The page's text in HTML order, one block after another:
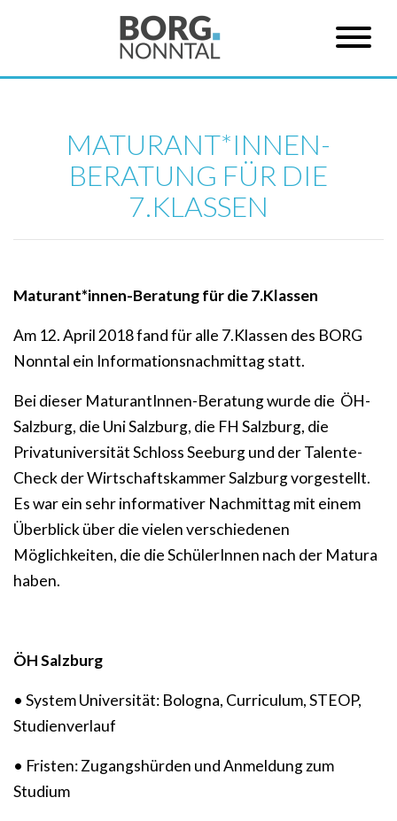
MATURANT*INNEN-
BERATUNG FÜR DIE
7.KLASSEN
Maturant*innen-Beratung für die 7.Klassen
Am 12. April 2018 fand für alle 7.Klassen des BORG
Nonntal ein Informationsnachmittag statt.
Bei dieser MaturantInnen-Beratung wurde die ÖH-
Salzburg, die Uni Salzburg, die FH Salzburg, die
Privatuniversität Schloss Seeburg und der Talente-
Check der Wirtschaftskammer Salzburg vorgestellt.
Es war ein sehr informativer Nachmittag mit einem
Überblick über die vielen verschiedenen
Möglichkeiten, die die SchülerInnen nach der Matura
haben.
ÖH Salzburg
• System Universität: Bologna, Curriculum, STEOP,
Studienverlauf
• Fristen: Zugangshürden und Anmeldung zum
Studium